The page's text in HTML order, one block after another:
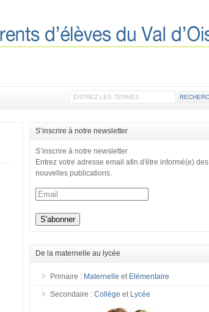
S’inscrire à notre newsletter
S’inscrire à notre newsletter
Entrez votre adresse email afin d'être informé(e) des
nouvelles publications.
De la maternelle au lycée
Primaire : Maternelle et Elémentaire
Secondaire :Collège et Lycée